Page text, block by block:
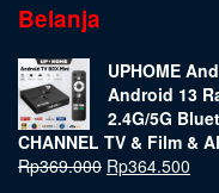
Belanja
UPHOME
Android 13
2.4G/5G
CHANNEL TV & Film &
Rp369.000 Rp364.500